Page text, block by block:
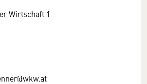
Wirtschaft 1